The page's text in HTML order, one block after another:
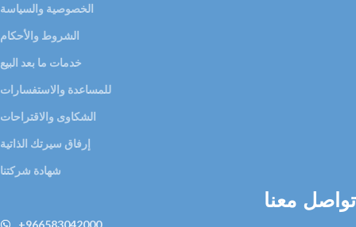
الخصوصية والسياسة
الشروط والأحكام
خدمات ما بعد البيع
للمساعدة والاستفسارات
الشكاوى والاقتراحات
إرفاق سيرتك الذاتية
شهادة شركتنا
تواصل معنا
+966583042000